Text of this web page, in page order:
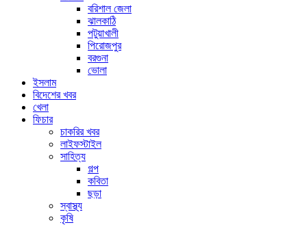
বরিশাল জেলা
ঝালকাঠি
পটুয়াখালী
পিরোজপুর
বরগুনা
ভোলা
ইসলাম
বিদেশের খবর
খেলা
ফিচার
চাকরির খবর
লাইফস্টাইল
সাহিত্য
গল্প
কবিতা
ছড়া
স্বাস্থ্য
কৃষি